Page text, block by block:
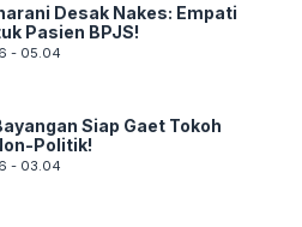
Desak Nakes: Empati
Pasien BPJS!
- 05.04
Siap Gaet Tokoh
Politik!
- 03.04